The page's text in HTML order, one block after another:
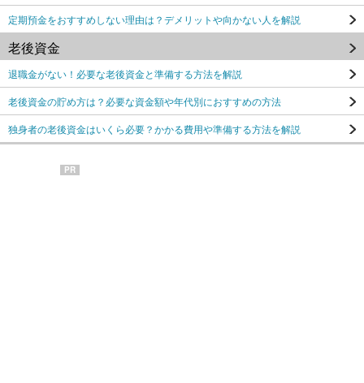
定期預金をおすすめしない理由は？デメリットや向かない人を解説
老後資金
退職金がない！必要な老後資金と準備する方法を解説
老後資金の貯め方は？必要な資金額や年代別におすすめの方法
独身者の老後資金はいくら必要？かかる費用や準備する方法を解説
PR